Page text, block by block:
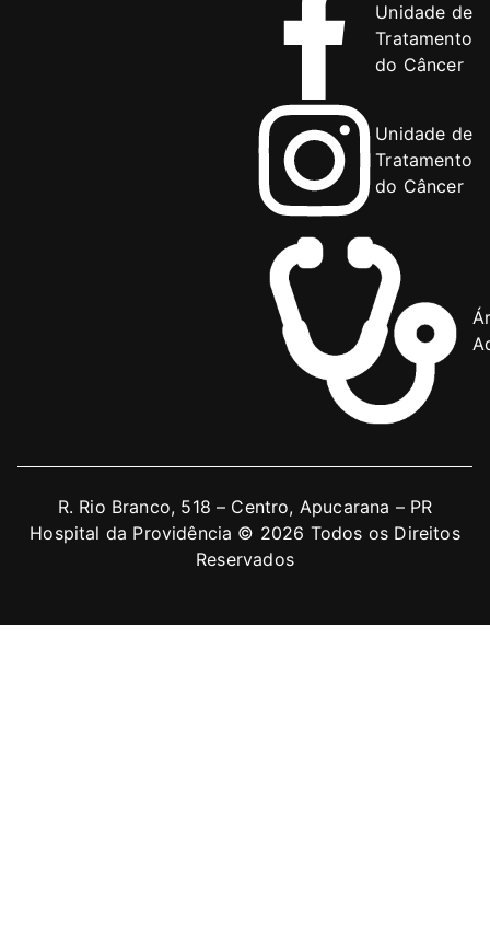
Unidade de
Tratamento
do Câncer
Unidade de
Tratamento
do Câncer
R. Rio Branco, 518 – Centro, Apucarana – PR
Hospital da Providência © 2026 Todos os Direitos
Reservados